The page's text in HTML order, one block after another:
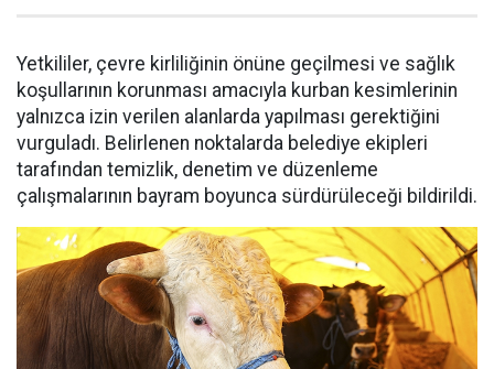
Yetkililer, çevre kirliliğinin önüne geçilmesi ve sağlık
koşullarının korunması amacıyla kurban kesimlerinin
yalnızca izin verilen alanlarda yapılması gerektiğini
vurguladı. Belirlenen noktalarda belediye ekipleri
tarafından temizlik, denetim ve düzenleme
çalışmalarının bayram boyunca sürdürüleceği bildirildi.